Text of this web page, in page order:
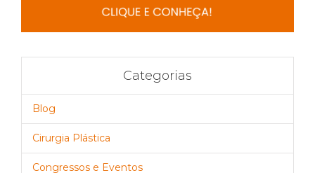
Categorias
Blog
Cirurgia Plástica
Congressos e Eventos